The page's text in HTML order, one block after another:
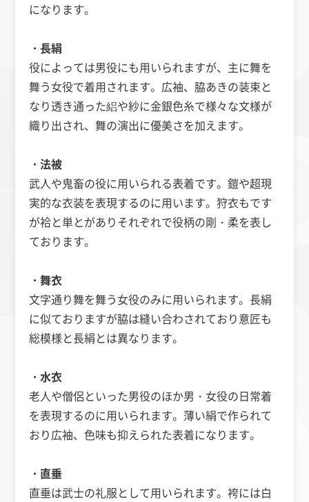
になります。
・長絹
役によっては男役にも用いられますが、主に舞を
舞う女役で着用されます。広袖、脇あきの装束と
なり透き通った絽や紗に金銀色糸で様々な文様が
織り出され、舞の演出に優美さを加えます。
・法被
武人や鬼畜の役に用いられる表着です。鎧や超現
実的な衣装を表現するのに用います。狩衣もです
が袷と単とがありそれぞれで役柄の剛・柔を表し
ております。
・舞衣
文字通り舞を舞う女役のみに用いられます。長絹
に似ておりますが脇は縫い合わされており意匠も
総模様と長絹とは異なります。
・水衣
老人や僧侶といった男役のほか男・女役の日常着
を表現するのに用いられます。薄い絹で作られて
おり広袖、色味も抑えられた表着になります。
・直垂
直垂は武士の礼服として用いられます。袴には白